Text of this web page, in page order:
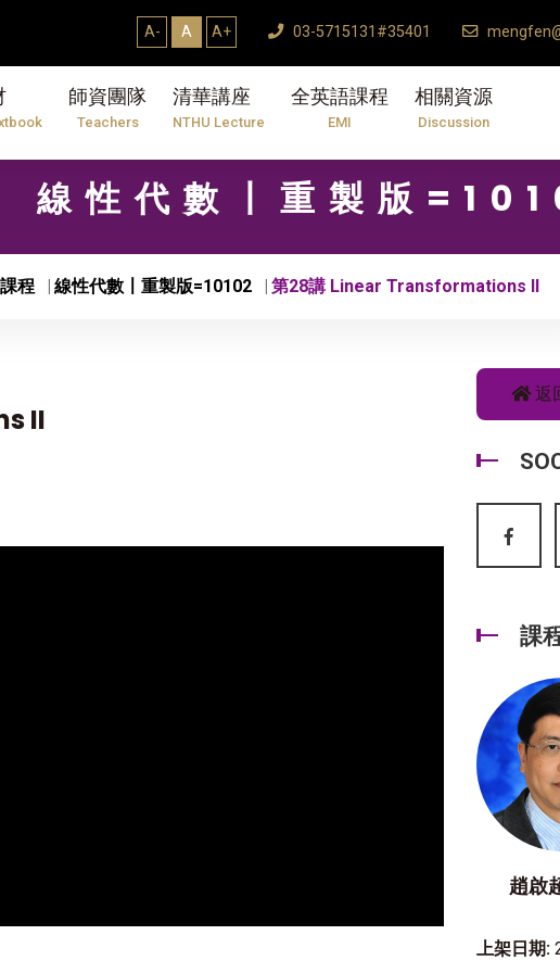
A- A A+ 03-5715131#35401
師資團隊
Teachers
清華講座
NTHU Lecture
全英語課程
EMI
相關資源
Discussion
線性代數〡重製版
程 線性代數〡重製版=10102 第28講 Linear Transformations II
II
返
課
趙啟
上架日期: